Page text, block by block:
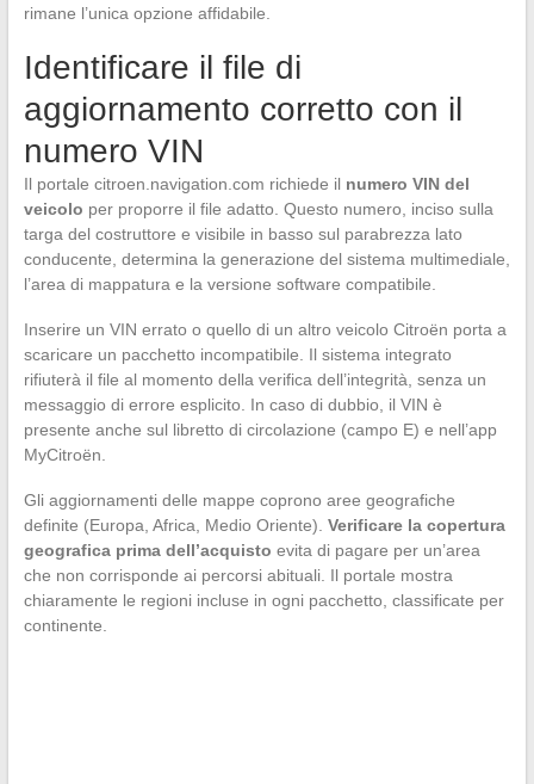
rimane l’unica opzione affidabile.
Identificare il file di
aggiornamento corretto con il
numero VIN
Il portale citroen.navigation.com richiede il numero VIN del
veicolo per proporre il file adatto. Questo numero, inciso sulla
targa del costruttore e visibile in basso sul parabrezza lato
conducente, determina la generazione del sistema multimediale,
l’area di mappatura e la versione software compatibile.
Inserire un VIN errato o quello di un altro veicolo Citroën porta a
scaricare un pacchetto incompatibile. Il sistema integrato
rifiuterà il file al momento della verifica dell’integrità, senza un
messaggio di errore esplicito. In caso di dubbio, il VIN è
presente anche sul libretto di circolazione (campo E) e nell’app
MyCitroën.
Gli aggiornamenti delle mappe coprono aree geografiche
definite (Europa, Africa, Medio Oriente). Verificare la copertura
geografica prima dell’acquisto evita di pagare per un’area
che non corrisponde ai percorsi abituali. Il portale mostra
chiaramente le regioni incluse in ogni pacchetto, classificate per
continente.